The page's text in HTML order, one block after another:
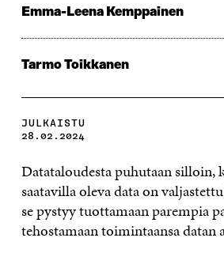
Emma-Leena Kemppainen
Tarmo Toikkanen
JULKAISTU
28.02.2024
Datataloudesta puhutaan silloin,
saatavilla oleva data on
se pystyy tuottamaan parempia
tehostamaan toimintaansa datan